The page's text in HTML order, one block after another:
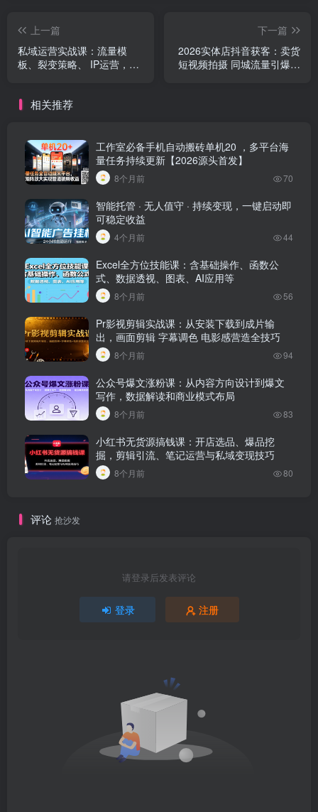
上一篇
私域运营实战课：流量模
板、裂变策略、 IP运营，解
下一篇
2026实体店抖音获客：卖货
短视频拍摄 同城流量引爆，
相关推荐
工作室必备手机自动搬砖单机20 ，多平台海
量任务持续更新【2026源头首发】
8个月前 70
智能托管 · 无人值守 · 持续变现，一键启动即
可稳定收益
4个月前 44
Excel全方位技能课：含基础操作、函数公
式、数据透视、图表、AI应用等
8个月前 56
Pr影视剪辑实战课：从安装下载到成片输
出，画面剪辑 字幕调色 电影感营造全技巧
8个月前 94
公众号爆文涨粉课：从内容方向设计到爆文
写作，数据解读和商业模式布局
8个月前 83
小红书无货源搞钱课：开店选品、爆品挖
掘，剪辑引流、笔记运营与私域变现技巧
8个月前 80
评论 抢沙发
请登录后发表评论
登录 注册